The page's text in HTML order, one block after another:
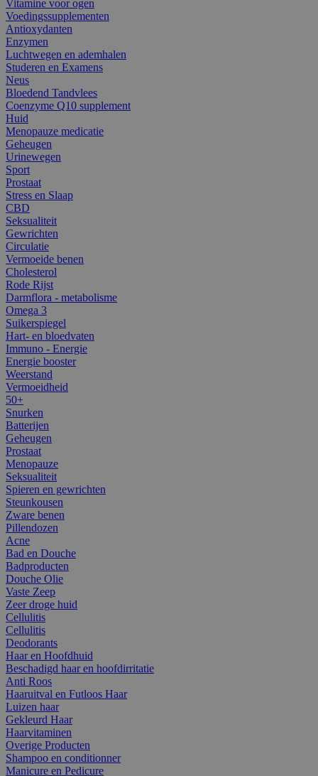
Vitamine voor ogen
Voedingssupplementen
Antioxydanten
Enzymen
Luchtwegen en ademhalen
Studeren en Examens
Neus
Bloedend Tandvlees
Coenzyme Q10 supplement
Huid
Menopauze medicatie
Geheugen
Urinewegen
Sport
Prostaat
Stress en Slaap
CBD
Seksualiteit
Gewrichten
Circulatie
Vermoeide benen
Cholesterol
Rode Rijst
Darmflora - metabolisme
Omega 3
Suikerspiegel
Hart- en bloedvaten
Immuno - Energie
Energie booster
Weerstand
Vermoeidheid
50+
Snurken
Batterijen
Geheugen
Prostaat
Menopauze
Seksualiteit
Spieren en gewrichten
Steunkousen
Zware benen
Pillendozen
Acne
Bad en Douche
Badproducten
Douche Olie
Vaste Zeep
Zeer droge huid
Cellulitis
Cellulitis
Deodorants
Haar en Hoofdhuid
Beschadigd haar en hoofdirritatie
Anti Roos
Haaruitval en Futloos Haar
Luizen haar
Gekleurd Haar
Haarvitaminen
Overige Producten
Shampoo en conditionner
Manicure en Pedicure